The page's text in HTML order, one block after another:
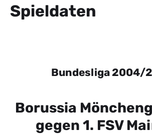
Spieldaten
Bundesliga 2004/
Borussia
gegen 1. FSV